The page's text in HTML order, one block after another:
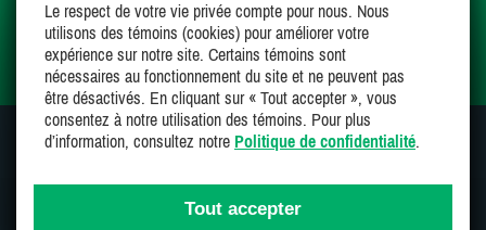
Offres spéciales
Mes favoris
SUIVEZ-NOUS SUR
Le respect de votre vie privée compte pour nous. Nous
utilisons des témoins (cookies) pour améliorer votre
expérience sur notre site. Certains témoins sont
nécessaires au fonctionnement du site et ne peuvent pas
être désactivés. En cliquant sur « Tout accepter », vous
consentez à notre utilisation des témoins. Pour plus
d’information, consultez notre Politique de confidentialité.
Tout accepter